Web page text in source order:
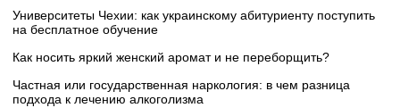
Университеты Чехии: как украинскому абитуриенту поступить
на бесплатное обучение
Как носить яркий женский аромат и не переборщить?
Частная или государственная наркология: в чем разница
подхода к лечению алкоголизма